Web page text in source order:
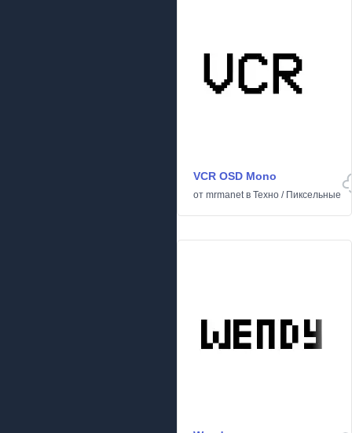
VCR OSD Mono
от mrmanetв Техно / Пиксельные